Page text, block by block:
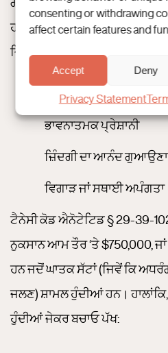
consenting or withdrawing
affect certain features and
Accept Deny
Privacy Statement
ਹਨ ਜੋ ਤੁਹਾਡੇ ਜੀਵਨ ਦੀ ਗੁਣਵੱਤਾ ਨੂੰ
ਜਿਵੇਂ ਕਿ:
ਦਰਦ ਅਤੇ ਦੁੱਖ
ਭਾਵਨਾਤਮਕ ਪ੍ਰੇਸ਼ਾਨੀ
ਜ਼ਿੰਦਗੀ ਦਾ ਆਨੰਦ ਗੁਆਉਣਾ
ਵਿਗਾੜ ਜਾਂ ਸਥਾਈ ਅਪੰਗਤਾ
ਟੈਨੇਸੀ ਕੋਡ ਐਨੋਟੇਟਿਡ § 29-39-
ਨੁਕਸਾਨ ਆਮ ਤੌਰ ‘ਤੇ $750,000,
ਹਨ ਜਦੋਂ ਘਾਤਕ ਸੱਟਾਂ (ਜਿਵੇਂ ਕਿ
ਜਲਣ) ਸ਼ਾਮਲ ਹੁੰਦੀਆਂ ਹਨ। ਹਾਲਾਂਕਿ,
ਹੁੰਦੀਆਂ ਜੇਕਰ ਬਚਾਓ ਪੱਖ: